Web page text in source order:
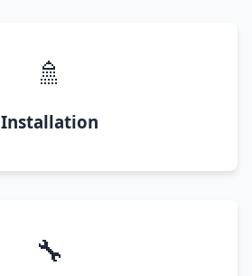
🚿
Installation
🔧